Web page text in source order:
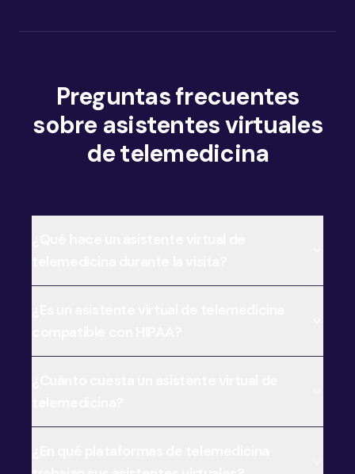
Preguntas frecuentes
sobre asistentes virtuales
de telemedicina